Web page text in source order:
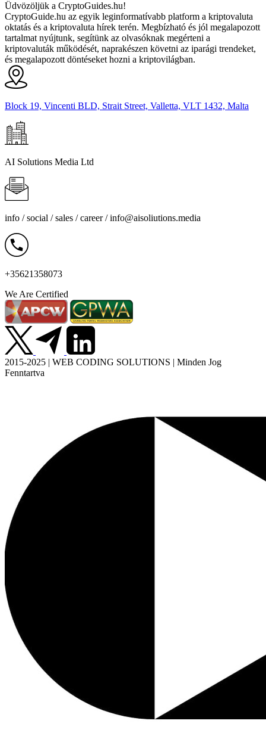
Üdvözöljük a CryptoGuides.hu!
CryptoGuide.hu az egyik leginformatívabb platform a kriptovaluta
oktatás és a kriptovaluta hírek terén. Megbízható és jól megalapozott
tartalmat nyújtunk, segítünk az olvasóknak megérteni a
kriptovaluták működését, naprakészen követni az iparági trendeket,
és megalapozott döntéseket hozni a kriptovilágban.
Block 19, Vincenti BLD, Strait Street, Valletta, VLT 1432, Malta
AI Solutions Media Ltd
info / social / sales / career /info@aisoliutions.media
+35621358073
We Are Certified
2015-2025 | WEB CODING SOLUTIONS | Minden Jog
Fenntartva